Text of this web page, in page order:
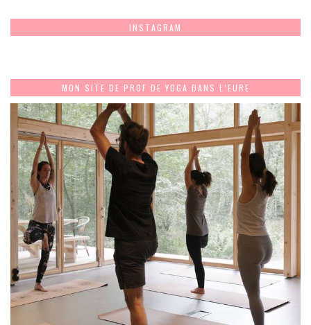
INSTAGRAM
MON SITE DE PROF DE YOGA DANS L’EURE